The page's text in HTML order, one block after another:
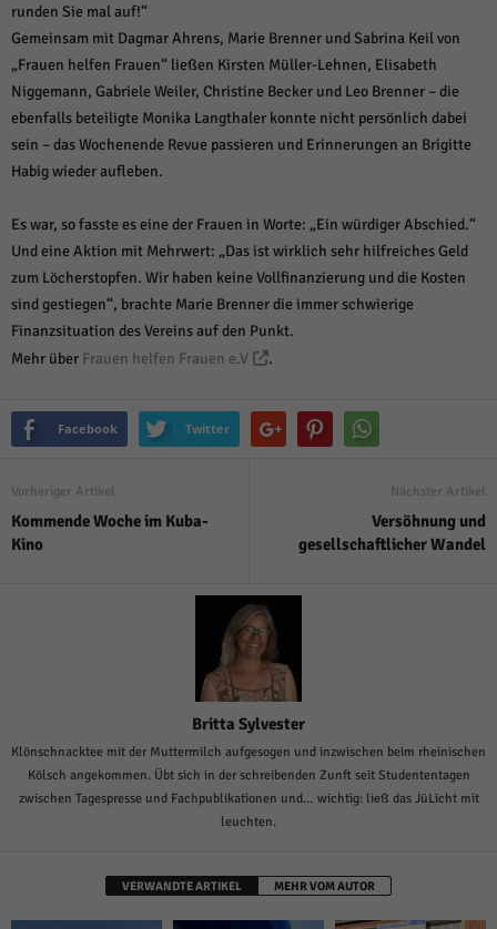
runden Sie mal auf!“
Gemeinsam mit Dagmar Ahrens, Marie Brenner und Sabrina Keil von
„Frauen helfen Frauen“ ließen Kirsten Müller-Lehnen, Elisabeth
Niggemann, Gabriele Weiler, Christine Becker und Leo Brenner – die
ebenfalls beteiligte Monika Langthaler konnte nicht persönlich dabei
sein – das Wochenende Revue passieren und Erinnerungen an Brigitte
Habig wieder aufleben.
Es war, so fasste es eine der Frauen in Worte: „Ein würdiger Abschied.“
Und eine Aktion mit Mehrwert: „Das ist wirklich sehr hilfreiches Geld
zum Löcherstopfen. Wir haben keine Vollfinanzierung und die Kosten
sind gestiegen“, brachte Marie Brenner die immer schwierige
Finanzsituation des Vereins auf den Punkt.
Mehr über Frauen helfen Frauen e.V .
Facebook Twitter
Vorheriger Artikel
Kommende Woche im Kuba-
Kino
Nächster Artikel
Versöhnung und
gesellschaftlicher Wandel
Britta Sylvester
Klönschnacktee mit der Muttermilch aufgesogen und inzwischen beim rheinischen
Kölsch angekommen. Übt sich in der schreibenden Zunft seit Studententagen
zwischen Tagespresse und Fachpublikationen und… wichtig: ließ das JüLicht mit
leuchten.
VERWANDTE ARTIKEL MEHR VOM AUTOR